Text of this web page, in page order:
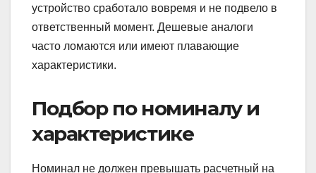
устройство сработало вовремя и не подвело в
ответственный момент. Дешевые аналоги
часто ломаются или имеют плавающие
характеристики.
Подбор по номиналу и
характеристике
Номинал не должен превышать расчетный на